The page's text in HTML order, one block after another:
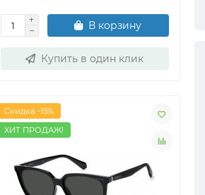
В корзину
Купить в один клик
Скидка -15%
ХИТ ПРОДАЖ!